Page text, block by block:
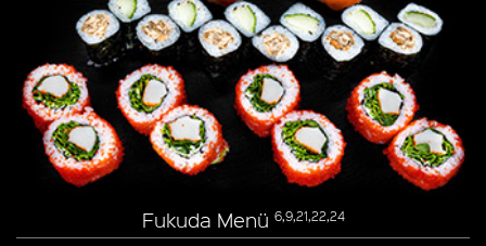
Fukuda Menü 6,9,21,22,24